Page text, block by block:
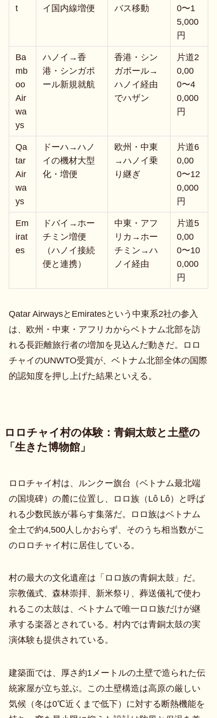
t
イ国内線増便
バス移動
0〜1
5,000
円
Ba
mb
oo
Air
wa
ys
ハノイ→香
港・シンガポ
ール新規就航
香港・シン
ガポール→
ハノイ経由
でハザン
片道2
0,00
0〜4
0,000
円
Qa
tar
Air
wa
ys
ドーハ→ハノ
イの機材大型
化・増便
欧州・中東
→ハノイ乗
り継ぎ
片道6
0,00
0〜12
0,000
円
Em
irat
es
ドバイ→ホー
チミン増便
（ハノイ接続
便と連携）
中東・アフ
リカ→ホー
チミン→ハ
ノイ経由
片道5
0,00
0〜10
0,000
円
Qatar AirwaysとEmiratesという中東系2社の参入
は、欧州・中東・アフリカからベトナム北部を訪
れる長距離旅行者の増加を見込んだ動きだ。ロロ
チャイのUNWTO受賞が、ベトナム北部全体の国際
的認知度を押し上げた結果といえる。
ロロチャイ村の体験：青銅太鼓と土壁の
「生きた博物館」
ロロチャイ村は、ルンクー旗台（ベトナム最北端
の国境碑）の麓に位置し、ロロ族（Lô Lô）と呼ば
れる少数民族が暮らす集落だ。ロロ族はベトナム
全土で約4,500人しかおらず、そのうち相当数がこ
のロロチャイ村に居住している。
村の最大の文化遺産は「ロロ族の青銅太鼓」だ。
宗教儀式、森林崇拝、新米祭り、葬送儀礼で使わ
れるこの太鼓は、ベトナムで唯一ロロ族だけが継
承する楽器とされている。村内では青銅太鼓の実
演体験も提供されている。
建築面では、厚さ約1メートルの土壁で造られた伝
統家屋が立ち並ぶ。この土壁構造は高原の厳しい
気候（冬は0℃近くまで低下）に対する断熱機能を